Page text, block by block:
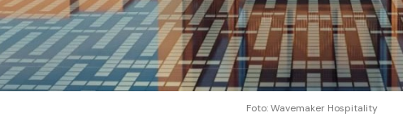
Foto: Wavemaker Hospitality